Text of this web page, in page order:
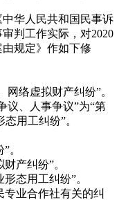
华人民共和国民事诉
判工作实际，对2020
规定》作如下修
络虚拟财产纠纷”。
、人事争议”为“第
用工纠纷”。
。
产纠纷”。
态用工纠纷”。
业合作社有关的纠